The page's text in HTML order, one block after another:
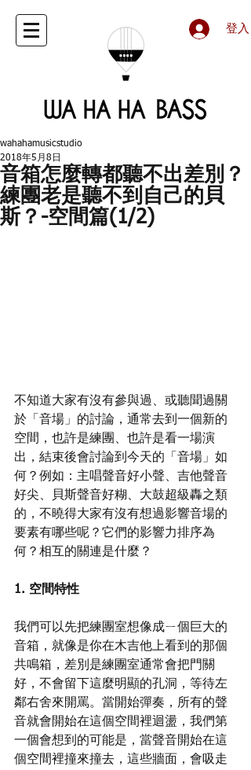
登入
音箱怎麼轉都聽不出差別？
練團老是聽不到自己的貝
斯？-空間篇(1/2)
wahahamusicstudio
2018年5月8日
不知道大家有沒有參與過、或聽聞過關
於「音場」的討論，通常去到一個新的
空間，也許是練團、也許是看一場演
出，結束後會討論到今天的「音場」如
何？例如：主唱聲音好小聲、吉他聲音
好尖、貝斯聲音好糊、大鼓超級轟之類
的，不曉得大家有沒有想過影響音場的
要素有哪些呢？它們的影響力排序為
何？相互的關連是什麼？
1. 空間特性
我們可以先把練團室想像成ㄧ個巨大的
音箱，就像是你在木吉他上看到的那個
共鳴箱，差別是練團室通常會把門關
好，不會留下這麼明顯的孔洞，等待左
鄰右舍來開罵。當開始彈奏，所有的聲
音就會開始在這個空間裡迴盪，我們第
一個會想到的可能是，當聲音開始在這
個空間裡撞來撞去，這些牆面，會吸走